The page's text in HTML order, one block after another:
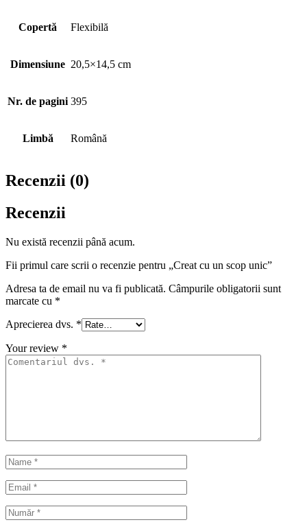
Copertă Flexibilă
Dimensiune 20,5×14,5 cm
Nr. de pagini 395
Limbă Română
Recenzii (0)
Recenzii
Nu există recenzii până acum.
Fii primul care scrii o recenzie pentru „Creat cu un scop unic”
Adresa ta de email nu va fi publicată. Câmpurile obligatorii sunt
marcate cu *
Aprecierea dvs. *
Your review *